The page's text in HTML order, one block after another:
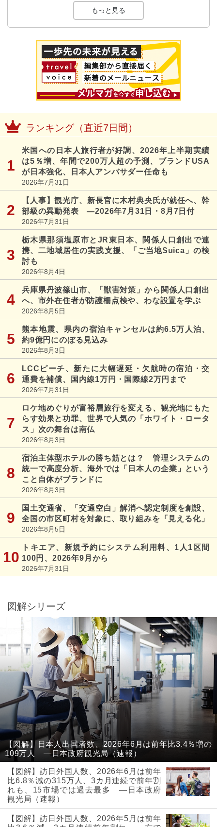
もっと見る
ランキング（直近7日間）
米国への日本人旅行者が好調、2026年上半期実績
は5％増、年間で200万人超の予測、ブランドUSA
が日本強化、日本人アンバサダー任命も
2026年7月31日
【人事】観光庁、新長官に木村典央氏が就任へ、幹
部級の異動発表 ―2026年7月31日・8月7日付
2026年7月31日
栃木県那須塩原市とJR東日本、関係人口創出で連
携、二地域居住の実践支援、「ご当地Suica」の検
討も
2026年8月4日
兵庫県丹波篠山市、「獣害対策」から関係人口創出
へ、市外在住者が防護柵点検や、わな設置を学ぶ
2026年8月5日
熊本地震、県内の宿泊キャンセルは約6.5万人泊、
約9億円にのぼる見込み
2026年8月3日
LCCピーチ、新たに大幅遅延・欠航時の宿泊・交
通費を補償、国内線1万円・国際線2万円まで
2026年7月31日
ロケ地めぐりが富裕層旅行を変える、観光地にもた
らす効果と功罪、世界で人気の「ホワイト・ロータ
ス」次の舞台は南仏
2026年8月3日
宿泊主体型ホテルの勝ち筋とは？ 管理システムの
統一で高度分析、海外では「日本人の企業」という
こと自体がブランドに
2026年8月3日
国土交通省、「交通空白」解消へ認定制度を創設、
全国の市区町村を対象に、取り組みを「見える化」
2026年8月5日
トキエア、新規予約にシステム利用料、1人1区間
100円、2026年9月から
2026年7月31日
図解シリーズ
【図解】日本人出国者数、2026年6月は前年比3.4％増の
109万人 ―日本政府観光局（速報）
【図解】訪日外国人数、2026年6月は前年
比6.8％減の315万人、3カ月連続で前年割
れも、15市場では過去最多 ―日本政府
観光局（速報）
【図解】訪日外国人数、2026年5月は前年